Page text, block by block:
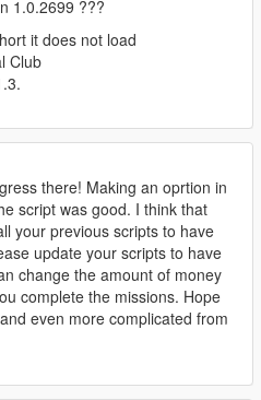
1.0.2699 ???
it does not load
Club
there! Making an oprtion in
script was good. I think that
your previous scripts to have
update your scripts to have
change the amount of money
complete the missions. Hope
even more complicated from